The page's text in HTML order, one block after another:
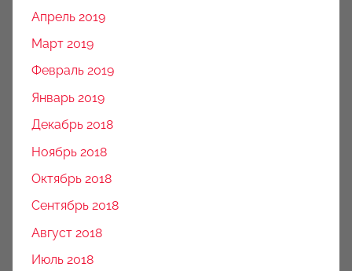
Апрель 2019
Март 2019
Февраль 2019
Январь 2019
Декабрь 2018
Ноябрь 2018
Октябрь 2018
Сентябрь 2018
Август 2018
Июль 2018